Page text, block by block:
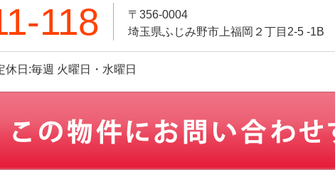
118
〒356-0004
埼玉県ふじみ野市上福岡２丁目2-5 -1B
日:毎週 火曜日・水曜日